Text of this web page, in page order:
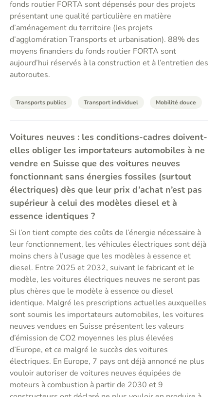
fonds routier FORTA sont dépensés pour des projets
présentant une qualité particulière en matière
d’aménagement du territoire (les projets
d’agglomération Transports et urbanisation). 88% des
moyens financiers du fonds routier FORTA sont
aujourd’hui réservés à la construction et à l’entretien des
autoroutes.
Transports publics Transport individuel Mobilité douce
Voitures neuves : les conditions-cadres doivent-
elles obliger les importateurs automobiles à ne
vendre en Suisse que des voitures neuves
fonctionnant sans énergies fossiles (surtout
électriques) dès que leur prix d’achat n’est pas
supérieur à celui des modèles diesel et à
essence identiques ?
Si l’on tient compte des coûts de l’énergie nécessaire à
leur fonctionnement, les véhicules électriques sont déjà
moins chers à l’usage que les modèles à essence et
diesel. Entre 2025 et 2032, suivant le fabricant et le
modèle, les voitures électriques neuves ne seront pas
plus chères que le modèle à essence ou diesel
identique. Malgré les prescriptions actuelles auxquelles
sont soumis les importateurs automobiles, les voitures
neuves vendues en Suisse présentent les valeurs
d’émission de CO2 moyennes les plus élevées
d’Europe, et ce malgré le succès des voitures
électriques. En Europe, 7 pays ont déjà annoncé ne plus
vouloir autoriser de voitures neuves équipées de
moteurs à combustion à partir de 2030 et 9